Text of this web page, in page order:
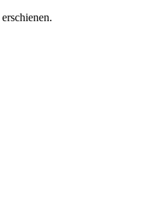
erschienen.